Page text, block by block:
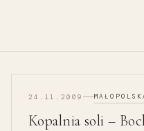
24.11.2009
Kopalnia soli –